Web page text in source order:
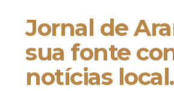
Jornal de
sua fonte
notícias